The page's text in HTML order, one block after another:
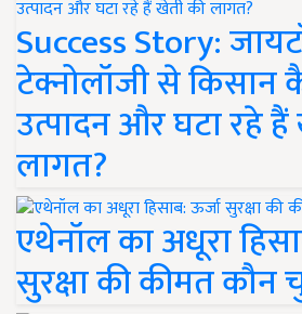
Success Story:
टेक्नोलॉजी से किसान
उत्पादन और घटा रहे
लागत?
एथेनॉल का अधूरा
सुरक्षा की कीमत कौन